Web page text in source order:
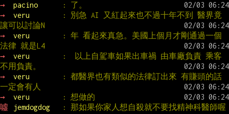
→
pacino
: 了。
→
veru
: 別急 AI 又紅起來也不過十年不到 醫界竟
讓可以討論N
→
veru
: 年 看起來真急。美國上個月才剛通過一個
法律 就是L4
→
veru
:  以上自駕車如果出車禍 由車廠負責 乘客
不用負責。
→
veru
: 都醫界也有類似的法律訂出來 有賺頭的話
一定會有人
→
veru
: 想做的
噓
jemdogdog : 那如果你家人想自殺就不要找精神科醫師喔